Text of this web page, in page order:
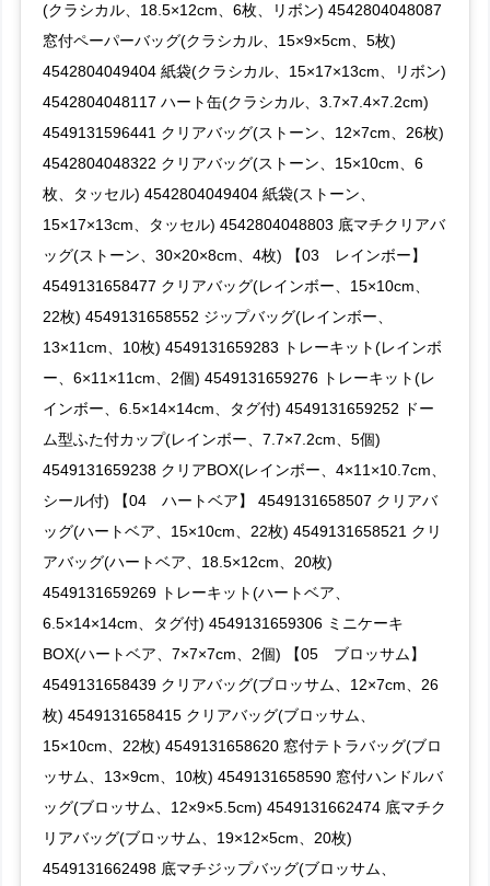
(クラシカル、18.5×12cm、6枚、リボン) 4542804048087
窓付ペーパーバッグ(クラシカル、15×9×5cm、5枚)
4542804049404 紙袋(クラシカル、15×17×13cm、リボン)
4542804048117 ハート缶(クラシカル、3.7×7.4×7.2cm)
4549131596441 クリアバッグ(ストーン、12×7cm、26枚)
4542804048322 クリアバッグ(ストーン、15×10cm、6
枚、タッセル) 4542804049404 紙袋(ストーン、
15×17×13cm、タッセル) 4542804048803 底マチクリアバ
ッグ(ストーン、30×20×8cm、4枚) 【03 レインボー】
4549131658477 クリアバッグ(レインボー、15×10cm、
22枚) 4549131658552 ジップバッグ(レインボー、
13×11cm、10枚) 4549131659283 トレーキット(レインボ
ー、6×11×11cm、2個) 4549131659276 トレーキット(レ
インボー、6.5×14×14cm、タグ付) 4549131659252 ドー
ム型ふた付カップ(レインボー、7.7×7.2cm、5個)
4549131659238 クリアBOX(レインボー、4×11×10.7cm、
シール付) 【04 ハートベア】 4549131658507 クリアバ
ッグ(ハートベア、15×10cm、22枚) 4549131658521 クリ
アバッグ(ハートベア、18.5×12cm、20枚)
4549131659269 トレーキット(ハートベア、
6.5×14×14cm、タグ付) 4549131659306 ミニケーキ
BOX(ハートベア、7×7×7cm、2個) 【05 ブロッサム】
4549131658439 クリアバッグ(ブロッサム、12×7cm、26
枚) 4549131658415 クリアバッグ(ブロッサム、
15×10cm、22枚) 4549131658620 窓付テトラバッグ(ブロ
ッサム、13×9cm、10枚) 4549131658590 窓付ハンドルバ
ッグ(ブロッサム、12×9×5.5cm) 4549131662474 底マチク
リアバッグ(ブロッサム、19×12×5cm、20枚)
4549131662498 底マチジップバッグ(ブロッサム、